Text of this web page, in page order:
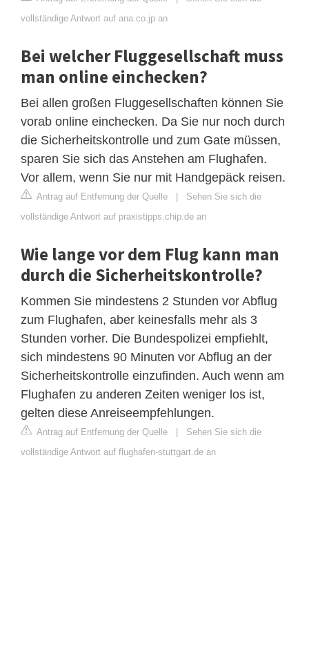
vollständige Antwort auf ana.co.jp an
Bei welcher Fluggesellschaft muss
man online einchecken?
Bei allen großen Fluggesellschaften können Sie
vorab online einchecken. Da Sie nur noch durch
die Sicherheitskontrolle und zum Gate müssen,
sparen Sie sich das Anstehen am Flughafen.
Vor allem, wenn Sie nur mit Handgepäck reisen.
Antrag auf Entfernung der Quelle | Sehen Sie sich die
vollständige Antwort auf praxistipps.chip.de an
Wie lange vor dem Flug kann man
durch die Sicherheitskontrolle?
Kommen Sie mindestens 2 Stunden vor Abflug
zum Flughafen, aber keinesfalls mehr als 3
Stunden vorher. Die Bundespolizei empfiehlt,
sich mindestens 90 Minuten vor Abflug an der
Sicherheitskontrolle einzufinden. Auch wenn am
Flughafen zu anderen Zeiten weniger los ist,
gelten diese Anreiseempfehlungen.
Antrag auf Entfernung der Quelle | Sehen Sie sich die
vollständige Antwort auf flughafen-stuttgart.de an